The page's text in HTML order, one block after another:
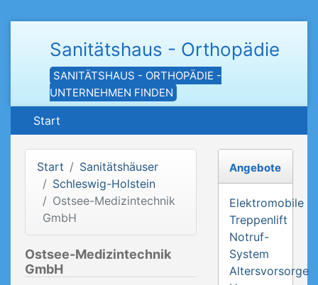
Sanitätshaus - Orthopädie
SANITÄTSHAUS - ORTHOPÄDIE -
UNTERNEHMEN FINDEN
Start
Start
Sanitätshäuser
Schleswig-Holstein
Ostsee-Medizintechnik
GmbH
Ostsee-Medizintechnik
GmbH
Angebote
Elektromobile
Treppenlift
Notruf-
System
Altersvorsorge